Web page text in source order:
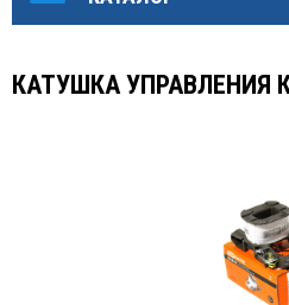
ОБОРУДОВАНИЕ ДЛЯ БАССЕЙНОВ
КАТУШКА УПРАВЛЕНИЯ